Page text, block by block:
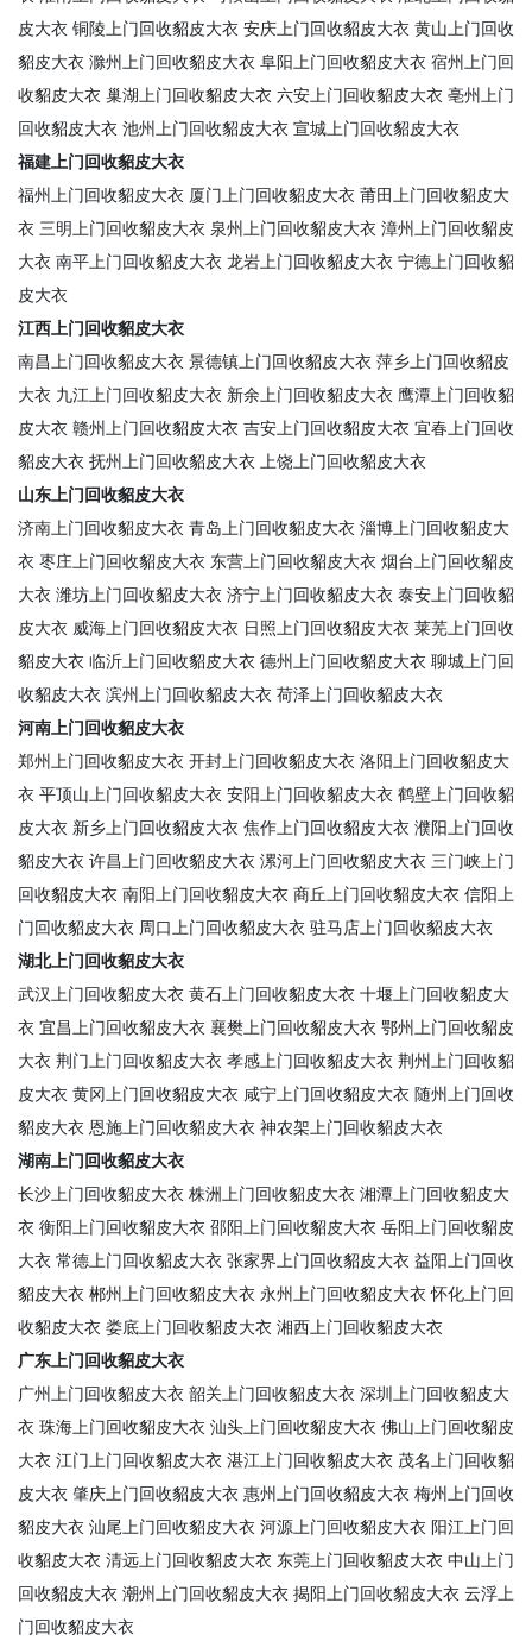
皮大衣 铜陵上门回收貂皮大衣 安庆上门回收貂皮大衣 黄山上门回收
貂皮大衣 滁州上门回收貂皮大衣 阜阳上门回收貂皮大衣 宿州上门回
收貂皮大衣 巢湖上门回收貂皮大衣 六安上门回收貂皮大衣 亳州上门
回收貂皮大衣 池州上门回收貂皮大衣 宣城上门回收貂皮大衣
福建上门回收貂皮大衣
福州上门回收貂皮大衣 厦门上门回收貂皮大衣 莆田上门回收貂皮大
衣 三明上门回收貂皮大衣 泉州上门回收貂皮大衣 漳州上门回收貂皮
大衣 南平上门回收貂皮大衣 龙岩上门回收貂皮大衣 宁德上门回收貂
皮大衣
江西上门回收貂皮大衣
南昌上门回收貂皮大衣 景德镇上门回收貂皮大衣 萍乡上门回收貂皮
大衣 九江上门回收貂皮大衣 新余上门回收貂皮大衣 鹰潭上门回收貂
皮大衣 赣州上门回收貂皮大衣 吉安上门回收貂皮大衣 宜春上门回收
貂皮大衣 抚州上门回收貂皮大衣 上饶上门回收貂皮大衣
山东上门回收貂皮大衣
济南上门回收貂皮大衣 青岛上门回收貂皮大衣 淄博上门回收貂皮大
衣 枣庄上门回收貂皮大衣 东营上门回收貂皮大衣 烟台上门回收貂皮
大衣 潍坊上门回收貂皮大衣 济宁上门回收貂皮大衣 泰安上门回收貂
皮大衣 威海上门回收貂皮大衣 日照上门回收貂皮大衣 莱芜上门回收
貂皮大衣 临沂上门回收貂皮大衣 德州上门回收貂皮大衣 聊城上门回
收貂皮大衣 滨州上门回收貂皮大衣 荷泽上门回收貂皮大衣
河南上门回收貂皮大衣
郑州上门回收貂皮大衣 开封上门回收貂皮大衣 洛阳上门回收貂皮大
衣 平顶山上门回收貂皮大衣 安阳上门回收貂皮大衣 鹤壁上门回收貂
皮大衣 新乡上门回收貂皮大衣 焦作上门回收貂皮大衣 濮阳上门回收
貂皮大衣 许昌上门回收貂皮大衣 漯河上门回收貂皮大衣 三门峡上门
回收貂皮大衣 南阳上门回收貂皮大衣 商丘上门回收貂皮大衣 信阳上
门回收貂皮大衣 周口上门回收貂皮大衣 驻马店上门回收貂皮大衣
湖北上门回收貂皮大衣
武汉上门回收貂皮大衣 黄石上门回收貂皮大衣 十堰上门回收貂皮大
衣 宜昌上门回收貂皮大衣 襄樊上门回收貂皮大衣 鄂州上门回收貂皮
大衣 荆门上门回收貂皮大衣 孝感上门回收貂皮大衣 荆州上门回收貂
皮大衣 黄冈上门回收貂皮大衣 咸宁上门回收貂皮大衣 随州上门回收
貂皮大衣 恩施上门回收貂皮大衣 神农架上门回收貂皮大衣
湖南上门回收貂皮大衣
长沙上门回收貂皮大衣 株洲上门回收貂皮大衣 湘潭上门回收貂皮大
衣 衡阳上门回收貂皮大衣 邵阳上门回收貂皮大衣 岳阳上门回收貂皮
大衣 常德上门回收貂皮大衣 张家界上门回收貂皮大衣 益阳上门回收
貂皮大衣 郴州上门回收貂皮大衣 永州上门回收貂皮大衣 怀化上门回
收貂皮大衣 娄底上门回收貂皮大衣 湘西上门回收貂皮大衣
广东上门回收貂皮大衣
广州上门回收貂皮大衣 韶关上门回收貂皮大衣 深圳上门回收貂皮大
衣 珠海上门回收貂皮大衣 汕头上门回收貂皮大衣 佛山上门回收貂皮
大衣 江门上门回收貂皮大衣 湛江上门回收貂皮大衣 茂名上门回收貂
皮大衣 肇庆上门回收貂皮大衣 惠州上门回收貂皮大衣 梅州上门回收
貂皮大衣 汕尾上门回收貂皮大衣 河源上门回收貂皮大衣 阳江上门回
收貂皮大衣 清远上门回收貂皮大衣 东莞上门回收貂皮大衣 中山上门
回收貂皮大衣 潮州上门回收貂皮大衣 揭阳上门回收貂皮大衣 云浮上
门回收貂皮大衣